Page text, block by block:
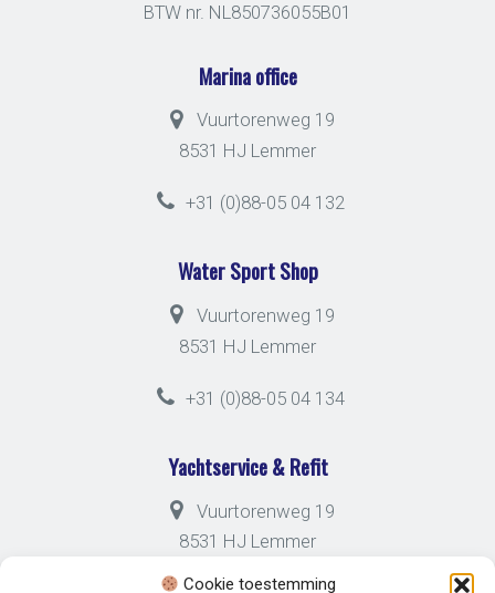
Cookie toestemming
BTW nr. NL850736055B01
Marina office
Vuurtorenweg 19
8531 HJ Lemmer
+31 (0)88-05 04 132
Water Sport Shop
Vuurtorenweg 19
8531 HJ Lemmer
+31 (0)88-05 04 134
Yachtservice & Refit
Vuurtorenweg 19
8531 HJ Lemmer